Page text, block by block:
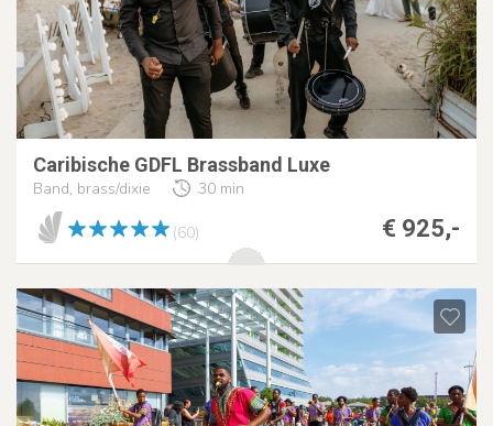
Caribische GDFL Brassband Luxe
Band, brass/dixie 30 min
€ 925,-
(60)